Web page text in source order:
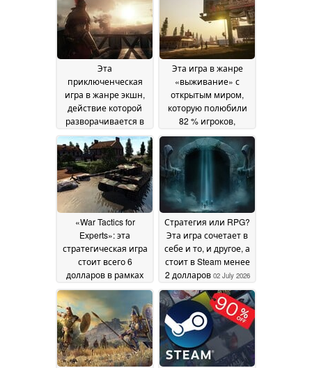
Эта
приключенческая
игра в жанре экшн,
действие которой
разворачивается в
Древнем Риме и
которая
понравилась 87 %
игроков, продается в
Steam со скидкой 65
05 July 2026
Эта игра в жанре
«выживание» с
открытым миром,
которую полюбили
82 % игроков,
продается в Steam со
скидкой 80 %03 July
«War Tactics for
Experts»: эта
стратегическая игра
стоит всего 6
долларов в рамках
летней распродажи
Steam02 July 2026
Стратегия или RPG?
Эта игра сочетает в
себе и то, и другое, а
стоит в Steam менее
2 долларов 02 July 2026